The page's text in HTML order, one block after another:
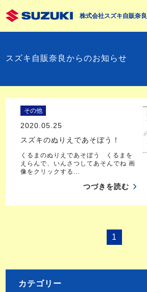
株式会社スズキ自販奈良
スズキ自販奈良からのお知らせ
その他
2020.05.25
スズキのぬりえであそぼう！
くるまのぬりえであそぼう くるまを
えらんで、いんさつしてあそんでね 画
像をクリックする…
つづきを読む
1
カテゴリー